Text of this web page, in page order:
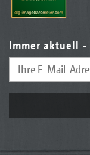
Immer aktuell -